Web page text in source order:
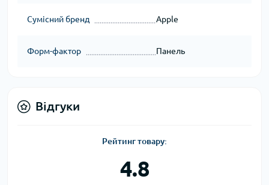
Сумісний бренд Apple
Форм-фактор Панель
Відгуки
Рейтинг товару:
4.8